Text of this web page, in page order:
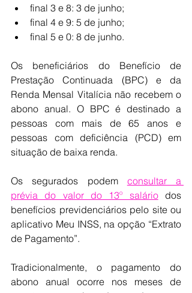
final 3 e 8: 3 de junho;
final 4 e 9: 5 de junho;
final 5 e 0: 8 de junho.
Os beneficiários do Benefício de
Prestação Continuada (BPC) e da
Renda Mensal Vitalícia não recebem o
abono anual. O BPC é destinado a
pessoas com mais de 65 anos e
pessoas com deficiência (PCD) em
situação de baixa renda.
Os segurados podem consultar a
prévia do valor do 13º salário dos
benefícios previdenciários pelo site ou
aplicativo Meu INSS, na opção “Extrato
de Pagamento”.
Tradicionalmente, o pagamento do
abono anual ocorre nos meses de